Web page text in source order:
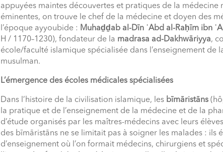
appuyées maintes découvertes et pratiques de la médecine
éminentes, on trouve le chef de la médecine et doyen des
l’époque ayyoubide : Muhaḏḏab al-Dīn ʿAbd al-Raḥīm ibn
H / 1170–1230), fondateur de la madrasa ad-Dakhwāriyya,
école/faculté islamique spécialisée dans l’enseignement de
musulman.
L’émergence des écoles médicales spécialisées
Dans l’histoire de la civilisation islamique, les bīmāristāns
la pratique et de l’enseignement de la médecine et de la
d’étude organisés par les maîtres-médecins avec leurs
des bīmāristāns ne se limitait pas à soigner les malades : ils
d’enseignement où l’on formait médecins, chirurgiens et